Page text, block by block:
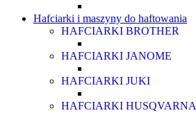
Hafciarki i maszyny do haftowania
HAFCIARKI BROTHER
HAFCIARKI JANOME
HAFCIARKI JUKI
HAFCIARKI HUSQVARNA